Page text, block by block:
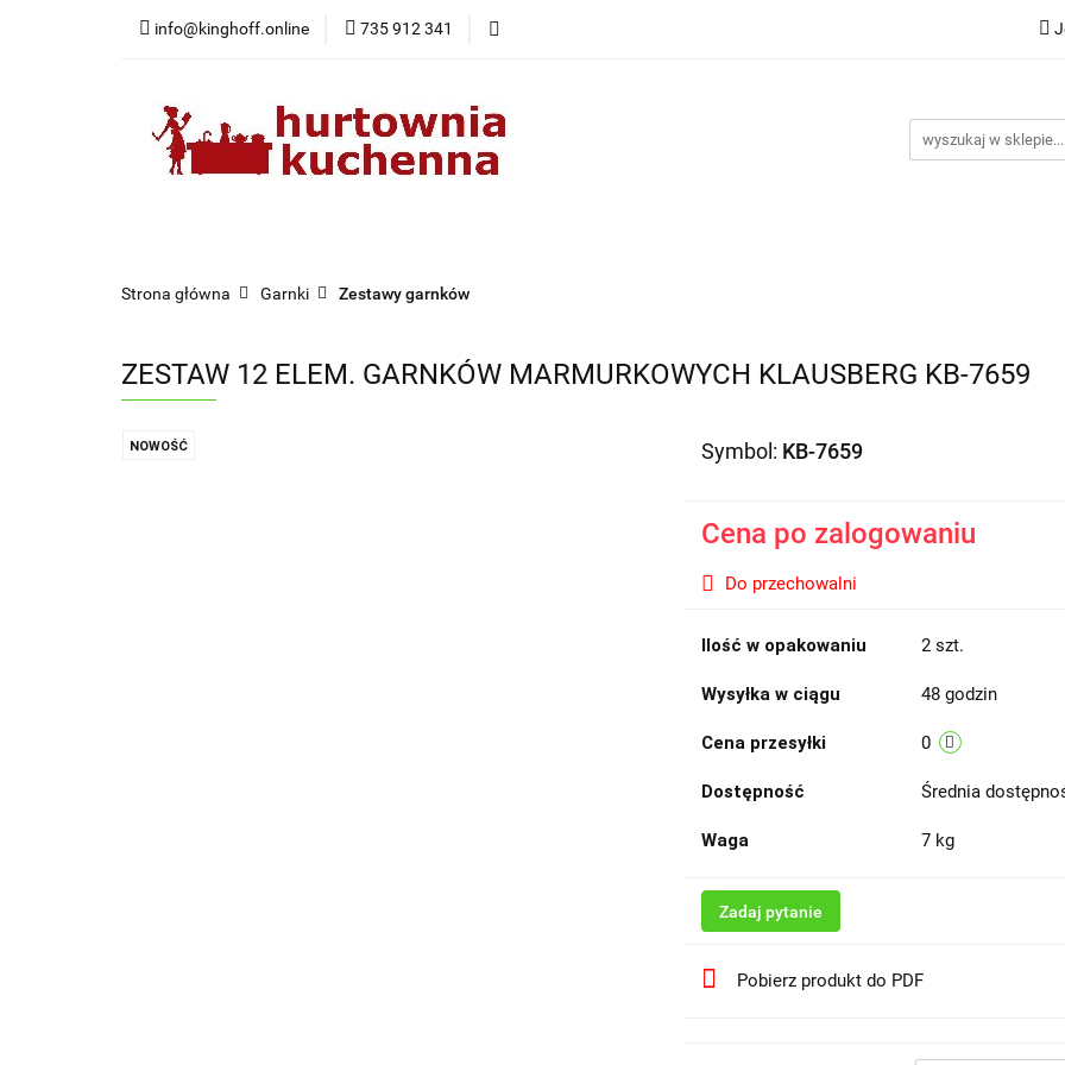
info@kinghoff.online 735 912 341
Kategorie
Strona główna Garnki Zestawy garnków
ZESTAW 12 ELEM. GARNKÓW MARMURKOWYCH KLAUSBERG KB-7659
NOWOŚĆ Symbol: KB-7659
Cena po zalogowaniu
Do przechowalni
Ilość w opakowaniu 2 szt.
Wysyłka w ciągu 48 godzin
Cena przesyłki 0
Dostępność Średnia
Waga 7 kg
Zadaj pytanie
Pobierz produkt do PDF